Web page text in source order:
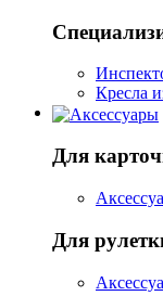
Кресла
Для
Для